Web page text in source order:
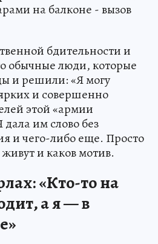
на балконе - вызов
бдительности и
обычные люди, которые
и решили: «Я могу
и совершенно
этой «армии
им слово без
и чего-либо еще. Просто
и каков мотив.
«Кто-то на
а я — в